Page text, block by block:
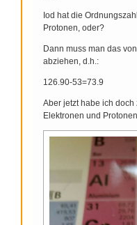
Iod hat die
Protonen, oder?
Dann muss man das
abziehen, d.h.:
126.90-53=73.9
Aber jetzt habe ich
Elektronen und